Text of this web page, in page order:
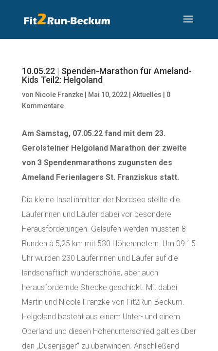
10.05.22 | Spenden-Marathon für Ameland-
Kids Teil2: Helgoland
von Nicole Franzke| Mai 10, 2022| Aktuelles
0
Kommentare
Am Samstag, 07.05.22 fand mit dem 23.
Gerolsteiner Helgoland Marathon der zweite
von 3 Spendenmarathons zugunsten des
Ameland Ferienlagers St. Franziskus statt.
Die kleine Insel inmitten der Nordsee stellte die
Läuferinnen und Läufer dabei vor besondere
Herausforderungen. Gelaufen werden mussten 8
Runden à 5,25 km mit 530 Höhenmetern. Um 09.15
Uhr wurden 230 Läuferinnen und Läufer auf die
landschaftlich wunderschöne, aber auch
herausfordernde Strecke geschickt. Mit dabei
Martin und Nicole Franzke von Fit2Run-Beckum.
Helgoland besteht aus einem Unter- und einem
Oberland und diesen Höhenunterschied galt es über
den „Düsenjäger“ zu überwinden. Anschließend